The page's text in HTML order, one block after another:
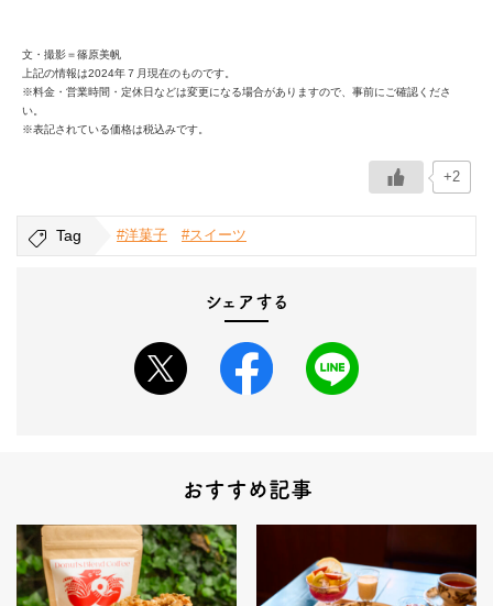
文・撮影＝篠原美帆
上記の情報は2024年７月現在のものです。
※料金・営業時間・定休日などは変更になる場合がありますので、事前にご確認くださ
い。
※表記されている価格は税込みです。
+2
Tag #洋菓子 #スイーツ
シェアする
おすすめ記事